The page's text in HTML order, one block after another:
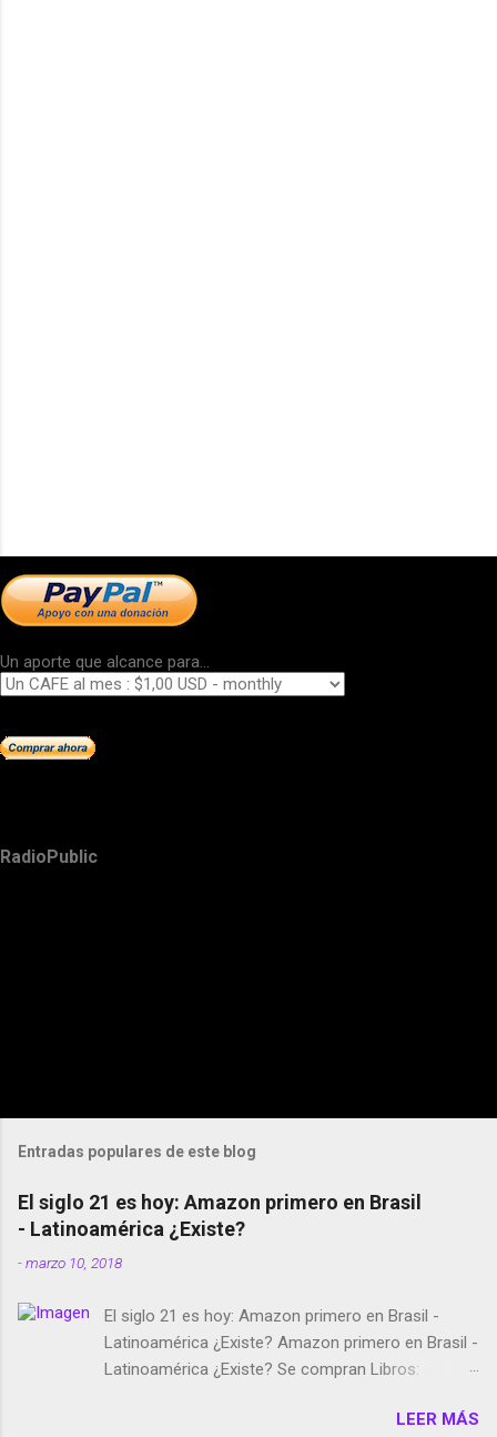
Un aporte que alcance para...
RadioPublic
Entradas populares de este blog
El siglo 21 es hoy: Amazon primero en Brasil
- Latinoamérica ¿Existe?
-marzo 10, 2018
El siglo 21 es hoy: Amazon primero en Brasil -
Latinoamérica ¿Existe? Amazon primero en Brasil -
Latinoamérica ¿Existe? Se compran Libros:
temporada de Black Mirror Twitter deja de verificar
LEER MÁS